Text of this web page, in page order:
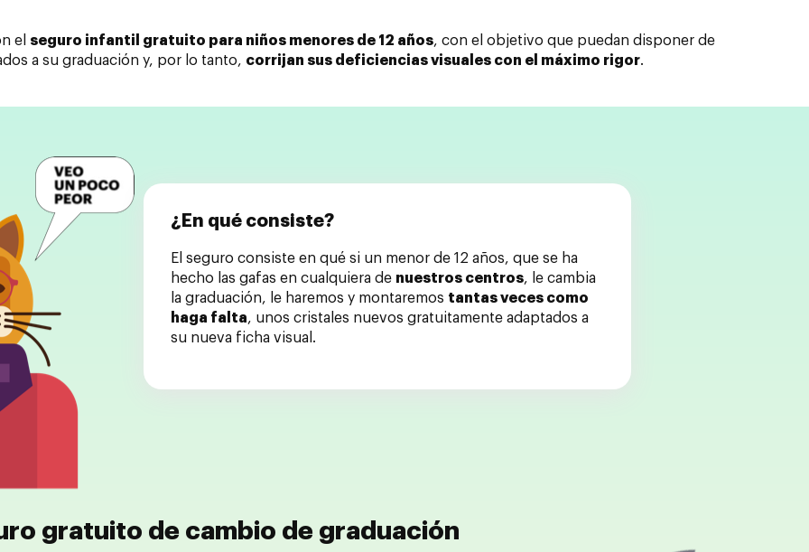
el seguro infantil gratuito para niños menores de 12 años, con el objetivo que puedan disponer de
a su graduación y, por lo tanto, corrijan sus deficiencias visuales con el máximo rigor.
¿En qué consiste?
El seguro consiste en qué si un menor de 12 años, que se ha
hecho las gafas en cualquiera de nuestros centros, le cambia
la graduación, le haremos y montaremos tantas veces como
haga falta, unos cristales nuevos gratuitamente adaptados a
su nueva ficha visual.
gratuito de cambio de graduación